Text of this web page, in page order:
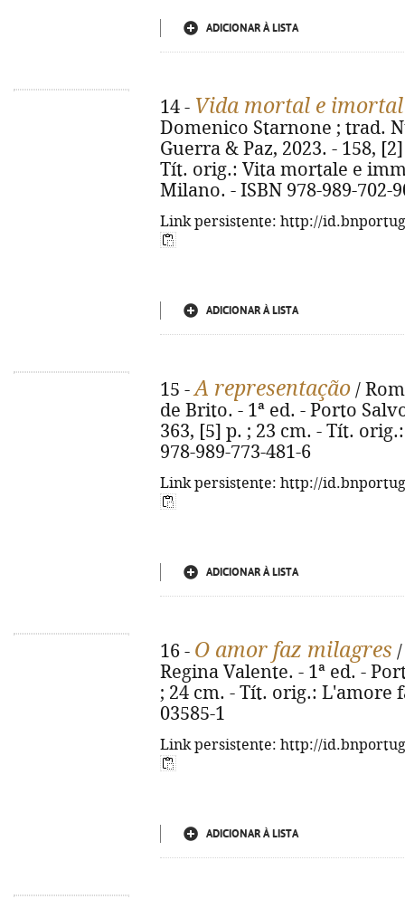
ADICIONAR À LISTA
14 - Vida mortal e
Domenico Starnone ; trad.
Guerra & Paz, 2023. - 158,
Tít. orig.: Vita mortale e
Milano. - ISBN 978-989-702-
Link persistente: http://
ADICIONAR À LISTA
15 -A representação /
de Brito. - 1ª ed. - Porto
363, [5] p. ; 23 cm. - Tít.
978-989-773-481-6
Link persistente: http://
ADICIONAR À LISTA
16 - O amor faz milagres
Regina Valente. - 1ª ed. -
; 24 cm. - Tít. orig.: L'amore
03585-1
Link persistente: http://
ADICIONAR À LISTA